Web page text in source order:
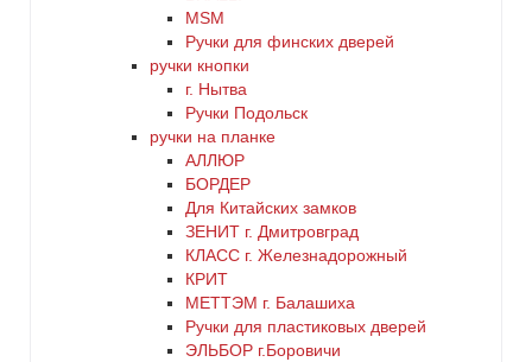
MSM
Ручки для финских дверей
ручки кнопки
г. Нытва
Ручки Подольск
ручки на планке
АЛЛЮР
БОРДЕР
Для Китайских замков
ЗЕНИТ г. Дмитровград
КЛАСС г. Железнадорожный
КРИТ
МЕТТЭМ г. Балашиха
Ручки для пластиковых дверей
ЭЛЬБОР г.Боровичи